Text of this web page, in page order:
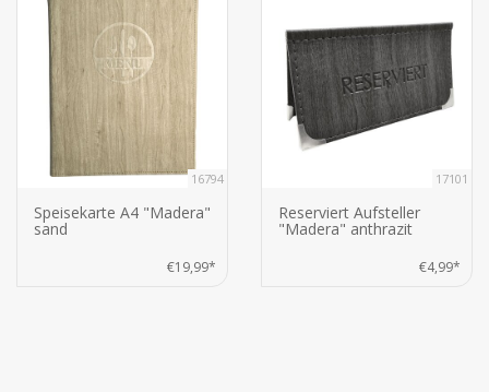
16794
Speisekarte A4 "Madera"
sand
€19,99*
17101
Reserviert Aufsteller
"Madera" anthrazit
€4,99*